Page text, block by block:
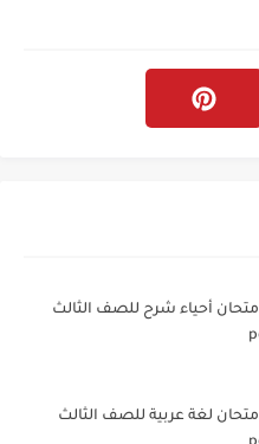
أحياء شرح للصف الثالث
لغة عربية للصف الثالث